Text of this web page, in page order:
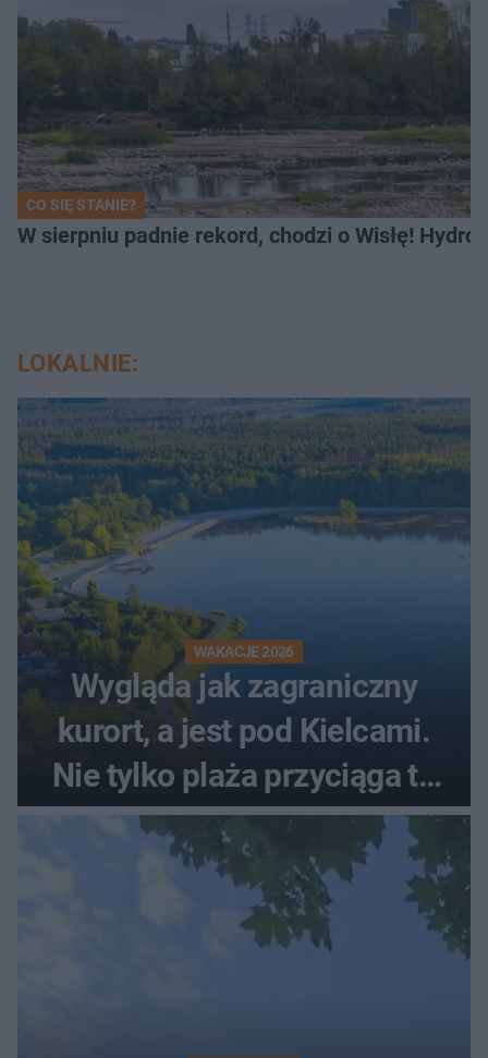
CO SIĘ STANIE?
W sierpniu padnie rekord, chodzi o Wisłę!
LOKALNIE:
WAKACJE 2026
Wygląda jak zagraniczny
kurort, a jest pod Kielcami.
Nie tylko plaża przyciąga tu
ludzi